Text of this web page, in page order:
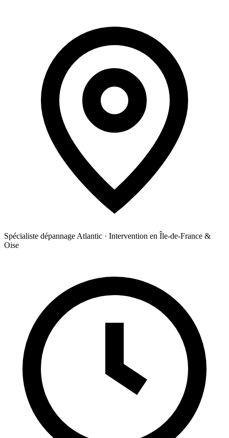
Spécialiste dépannage Atlantic · Intervention en Île-de-France &
Oise